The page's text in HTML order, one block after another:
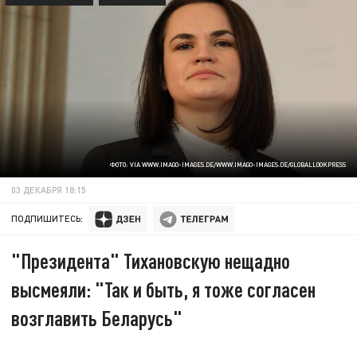
ФОТО: VIA WWW.IMAGO-IMAGES.DE/WWW.IMAGO-IMAGES.DE/GLOBALLOOKPRESS
03 ДЕКАБРЯ 18:15
ПОДПИШИТЕСЬ:
"Президента" Тихановскую нещадно
высмеяли: "Так и быть, я тоже согласен
возглавить Беларусь"